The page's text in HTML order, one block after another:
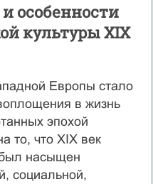
особенности
культуры XIX
Европы стало
в жизнь
эпохой
то, что XIX век
насыщен
социальной,